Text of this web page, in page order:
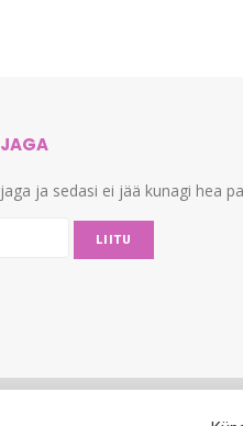
ja sedasi ei jää kunagi hea
LIITU